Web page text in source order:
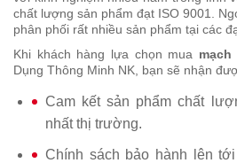
chất lượng sản phẩm đạt ISO 9001.
phân phối rất nhiều sản phẩm tại các
Khi khách hàng lựa chọn mua
Dụng Thông Minh NK, bạn sẽ nhận
Cam kết sản phẩm chất
nhất thị trường.
Chính sách bảo hành lên